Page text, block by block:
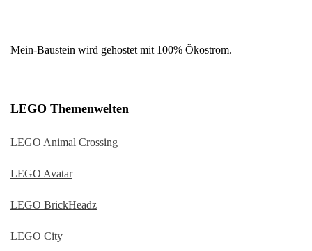
Mein-Baustein wird gehostet mit 100% Ökostrom.
LEGO Themenwelten
LEGO Animal Crossing
LEGO Avatar
LEGO BrickHeadz
LEGO City